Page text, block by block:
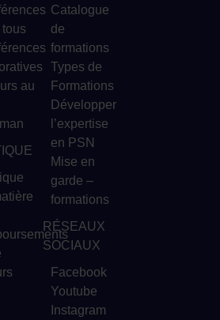
au
Catalogue
de
formations
Types de
Formations
Développer
l’expertise
en PSN
Mise en
garde –
formations
RÉSEAUX
SOCIAUX
Facebook
Youtube
Instagram